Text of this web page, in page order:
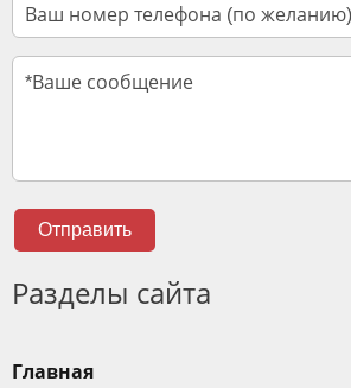
Отправить
Разделы сайта
Главная